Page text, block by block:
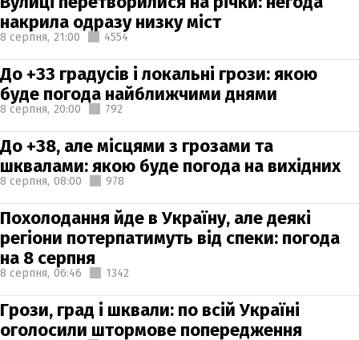
накрила одразу низку міст
8 серпня, 21:00 4554
До +33 градусів і локальні грози: якою
буде погода найближчими днями
8 серпня, 20:00 792
До +38, але місцями з грозами та
шквалами: якою буде погода на вихідних
8 серпня, 08:00 978
Похолодання йде в Україну, але деякі
регіони потерпатимуть від спеки: погода
на 8 серпня
8 серпня, 06:46 1342
Грози, град і шквали: по всій Україні
оголосили штормове попередження